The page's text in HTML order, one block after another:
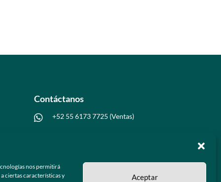
nos permitirá
ciertas características y
Aceptar
Contáctanos
 +52 55 6173 7725 (Ventas)